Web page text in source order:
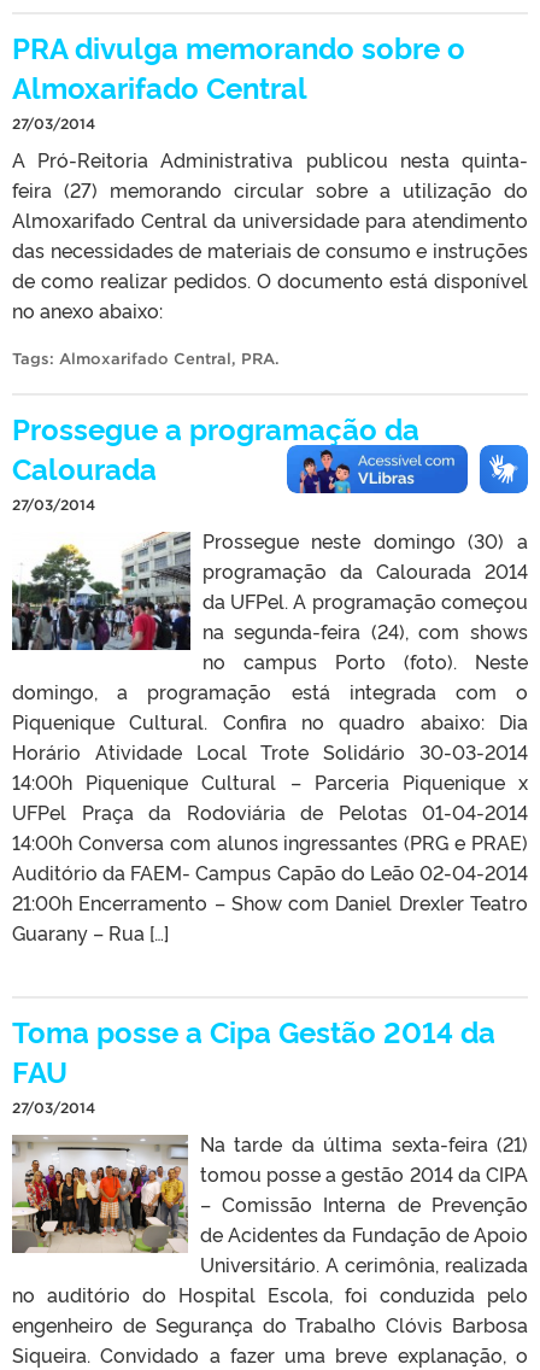
PRA divulga memorando sobre o
Almoxarifado Central
27/03/2014
A Pró-Reitoria Administrativa publicou nesta quinta-
feira (27) memorando circular sobre a utilização do
Almoxarifado Central da universidade para atendimento
das necessidades de materiais de consumo e instruções
de como realizar pedidos. O documento está disponível
no anexo abaixo:
Tags: Almoxarifado Central, PRA.
Prossegue a programação da
Calourada
27/03/2014
Prossegue neste domingo (30) a
programação da Calourada 2014
da UFPel. A programação começou
na segunda-feira (24), com shows
no campus Porto (foto). Neste
domingo, a programação está integrada com o
Piquenique Cultural. Confira no quadro abaixo: Dia
Horário Atividade Local Trote Solidário 30-03-2014
14:00h Piquenique Cultural – Parceria Piquenique x
UFPel Praça da Rodoviária de Pelotas 01-04-2014
14:00h Conversa com alunos ingressantes (PRG e PRAE)
Auditório da FAEM- Campus Capão do Leão 02-04-2014
21:00h Encerramento – Show com Daniel Drexler Teatro
Guarany – Rua […]
Toma posse a Cipa Gestão 2014 da
FAU
27/03/2014
Na tarde da última sexta-feira (21)
tomou posse a gestão 2014 da CIPA
– Comissão Interna de Prevenção
de Acidentes da Fundação de Apoio
Universitário. A cerimônia, realizada
no auditório do Hospital Escola, foi conduzida pelo
engenheiro de Segurança do Trabalho Clóvis Barbosa
Siqueira. Convidado a fazer uma breve explanação, o